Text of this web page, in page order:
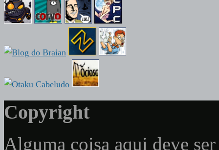
Copyright
Alguma coisa aqui deve